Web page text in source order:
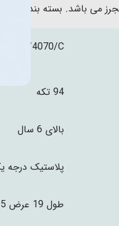
می باشد. بسته بندی
P/4070/C
94 تکه
بالای 6 سال
پلاستیک درجه
طول 19 عرض 4.5 و ارتفاع 14 سانتی متر